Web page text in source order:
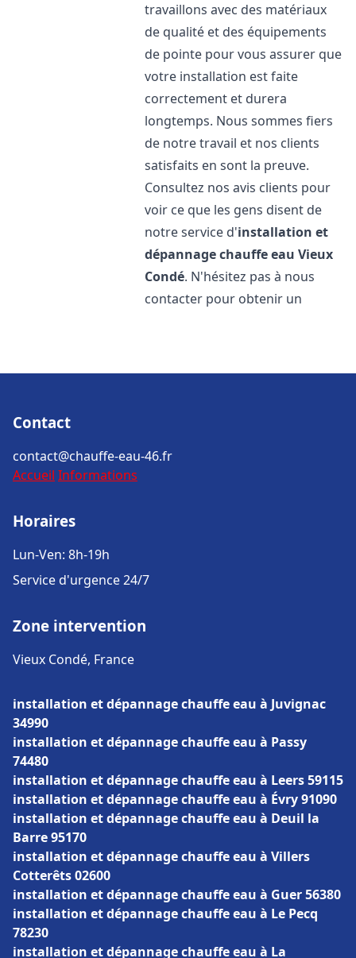
travaillons avec des matériaux
de qualité et des équipements
de pointe pour vous assurer que
votre installation est faite
correctement et durera
longtemps. Nous sommes fiers
de notre travail et nos clients
satisfaits en sont la preuve.
Consultez nos avis clients pour
voir ce que les gens disent de
notre service d'installation et
dépannage chauffe eau Vieux
Condé. N'hésitez pas à nous
contacter pour obtenir un
Contact
contact@chauffe-eau-46.fr
Accueil Informations
Horaires
Lun-Ven: 8h-19h
Service d'urgence 24/7
Zone intervention
Vieux Condé, France
installation et dépannage chauffe eau à Juvignac
34990
installation et dépannage chauffe eau à Passy
74480
installation et dépannage chauffe eau à Leers 59115
installation et dépannage chauffe eau à Évry 91090
installation et dépannage chauffe eau à Deuil la
Barre 95170
installation et dépannage chauffe eau à Villers
Cotterêts 02600
installation et dépannage chauffe eau à Guer 56380
installation et dépannage chauffe eau à Le Pecq
78230
installation et dépannage chauffe eau à La